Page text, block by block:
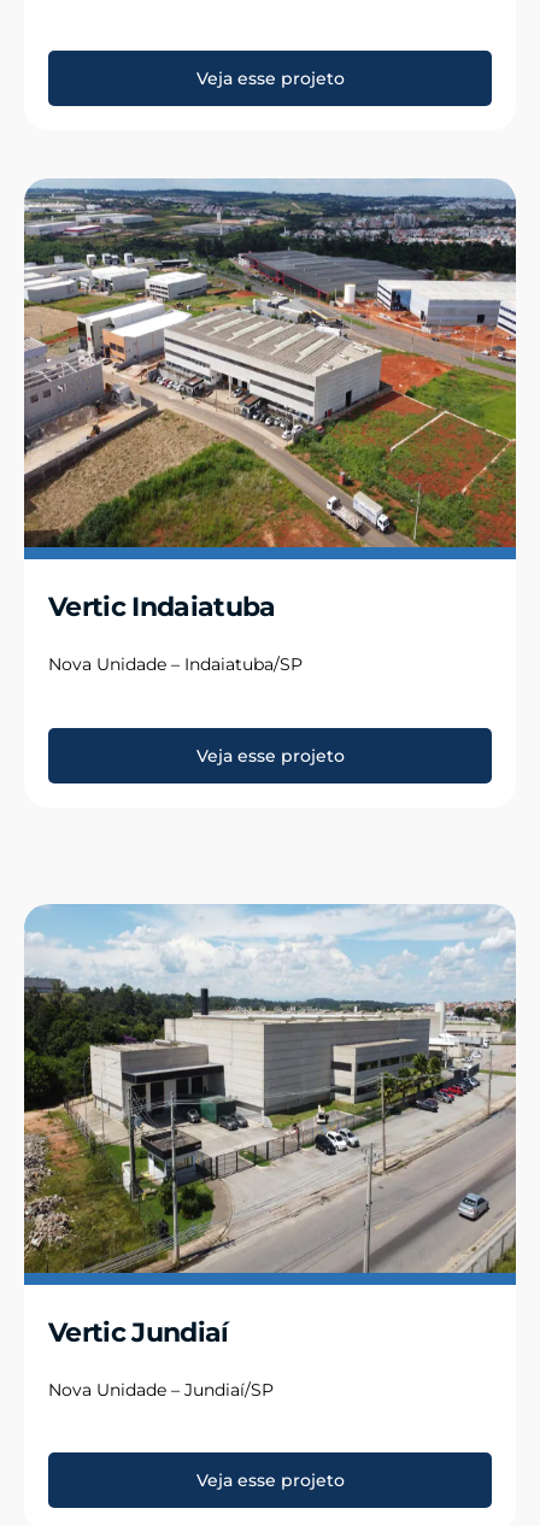
Veja esse projeto
Vertic Indaiatuba
Nova Unidade – Indaiatuba/SP
Veja esse projeto
Vertic Jundiaí
Nova Unidade – Jundiaí/SP
Veja esse projeto